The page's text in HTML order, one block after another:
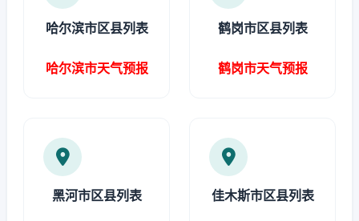
哈尔滨市区县列表
哈尔滨市天气预报
鹤岗市区县列表
鹤岗市天气预报
黑河市区县列表 佳木斯市区县列表